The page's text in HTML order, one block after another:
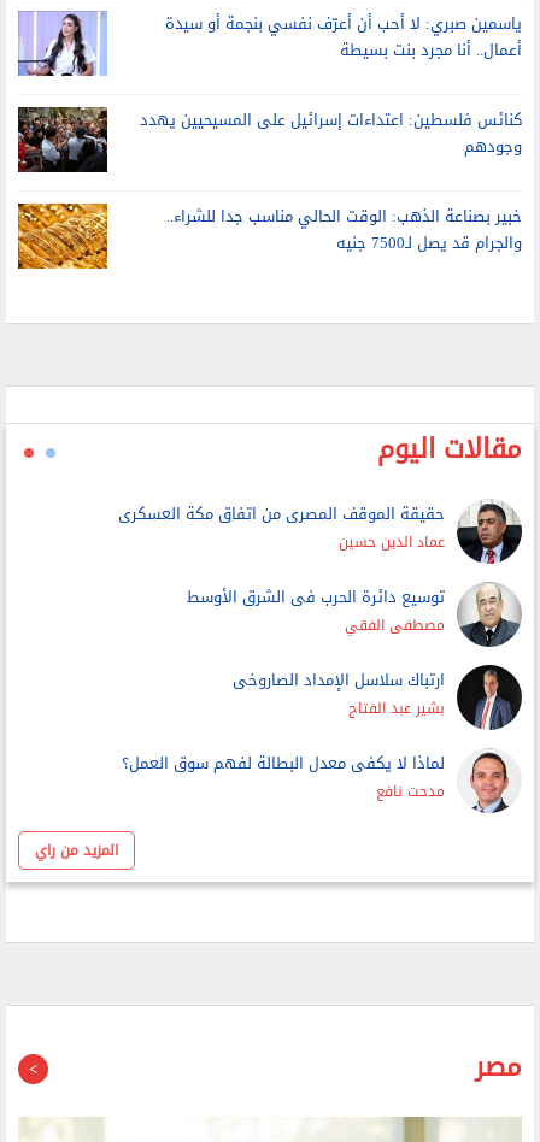
ياسمين صبري: لا أحب أن أعرّف نفسي بنجمة أو سيدة
أعمال.. أنا مجرد بنت بسيطة
كنائس فلسطين: اعتداءات إسرائيل على المسيحيين يهدد
وجودهم
خبير بصناعة الذهب: الوقت الحالي مناسب جدا للشراء..
والجرام قد يصل لـ7500 جنيه
مقالات اليوم
حقيقة الموقف المصرى من اتفاق مكة العسكرى
عماد الدين حسين
توسيع دائرة الحرب فى الشرق الأوسط
مصطفى الفقي
ارتباك سلاسل الإمداد الصاروخى
بشير عبد الفتاح
لماذا لا يكفى معدل البطالة لفهم سوق العمل؟
مدحت نافع
المزيد من راي
مصر